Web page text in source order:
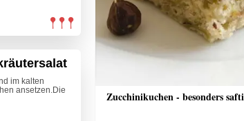
im kalten
ansetzen.Die
Zucchinikuchen - besonders